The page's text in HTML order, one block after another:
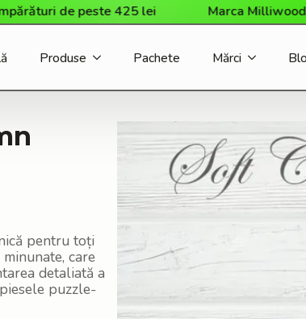
de peste 425 lei Marca Milliwood a
Produse Pachete Mărci
pentru toți
care
detaliată a
puzzle-